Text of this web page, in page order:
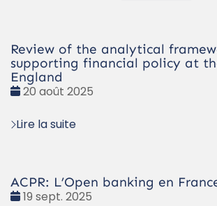
Review of the analytical
supporting financial policy at
England
Date
20 août 2025
Lire la suite
ACPR: L’Open banking en
Date
19 sept. 2025